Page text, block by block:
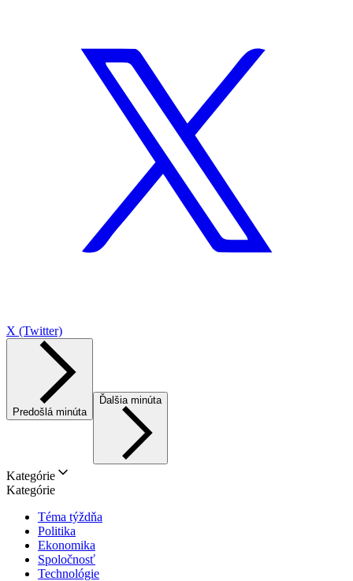
X (Twitter)
Predošlá minúta
Ďalšia minúta
Kategórie
Kategórie
Téma týždňa
Politika
Ekonomika
Spoločnosť
Technológie